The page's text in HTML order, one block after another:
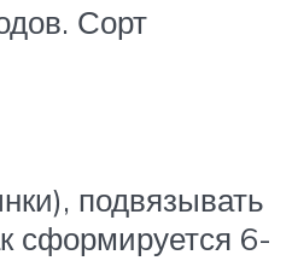
Сорт
подвязывать
сформируется 6-